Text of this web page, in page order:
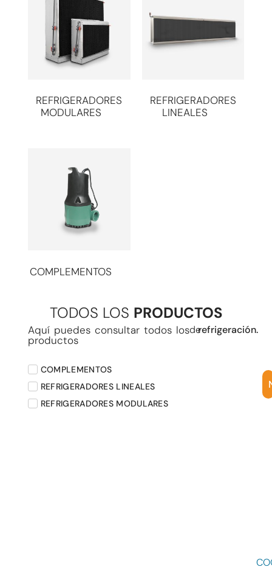
REFRIGERADORES
MODULARES
REFRIGERADORES
LINEALES
COMPLEMENTOS
TODOS LOS PRODUCTOS
Aquí puedes consultar todos los
productos
derefrigeración.
COMPLEMENTOS
REFRIGERADORES LINEALES
REFRIGERADORES MODULARES